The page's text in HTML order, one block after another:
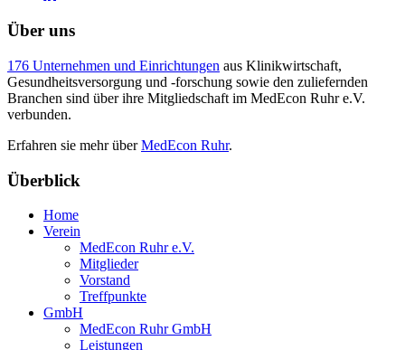
Über uns
176 Unternehmen und Einrichtungen aus Klinikwirtschaft,
Gesundheitsversorgung und -forschung sowie den zuliefernden
Branchen sind über ihre Mitgliedschaft im MedEcon Ruhr e.V.
verbunden.
Erfahren sie mehr überMedEcon Ruhr.
Überblick
Home
Verein
MedEcon Ruhr e.V.
Mitglieder
Vorstand
Treffpunkte
GmbH
MedEcon Ruhr GmbH
Leistungen